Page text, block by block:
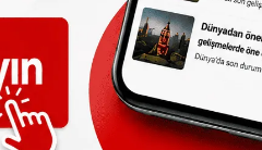
’ya aittir.
için hukuki işlem